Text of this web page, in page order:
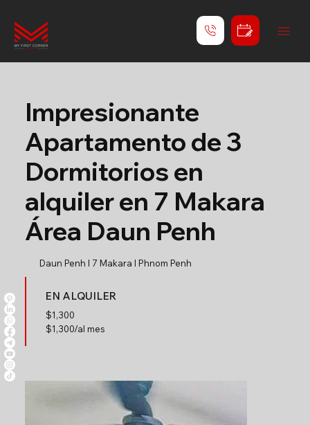
Impresionante
Apartamento de 3
Dormitorios en
alquiler en 7 Makara
Área Daun Penh
Daun Penh l 7 Makara l Phnom Penh
EN ALQUILER
$1,300
$1,300/al mes